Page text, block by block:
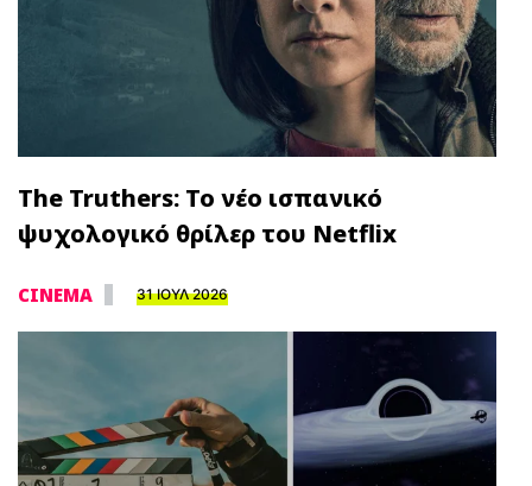
The Truthers: Το νέο ισπανικό
ψυχολογικό θρίλερ του Netflix
CINEMA 31 ΙΟΥΛ 2026